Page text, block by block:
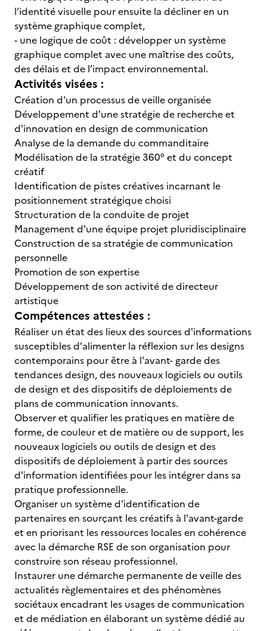
l’identité visuelle pour ensuite la décliner en un
système graphique complet,
- une logique de coût : développer un système
graphique complet avec une maîtrise des coûts,
des délais et de l’impact environnemental.
Activités visées :
Création d'un processus de veille organisée
Développement d'une stratégie de recherche et
d'innovation en design de communication
Analyse de la demande du commanditaire
Modélisation de la stratégie 360° et du concept
créatif
Identification de pistes créatives incarnant le
positionnement stratégique choisi
Structuration de la conduite de projet
Management d'une équipe projet pluridisciplinaire
Construction de sa stratégie de communication
personnelle
Promotion de son expertise
Développement de son activité de directeur
artistique
Compétences attestées :
Réaliser un état des lieux des sources d'informations
susceptibles d'alimenter la réflexion sur les designs
contemporains pour être à l'avant- garde des
tendances design, des nouveaux logiciels ou outils
de design et des dispositifs de déploiements de
plans de communication innovants.
Observer et qualifier les pratiques en matière de
forme, de couleur et de matière ou de support, les
nouveaux logiciels ou outils de design et des
dispositifs de déploiement à partir des sources
d'information identifiées pour les intégrer dans sa
pratique professionnelle.
Organiser un système d'identification de
partenaires en sourçant les créatifs à l'avant-garde
et en priorisant les ressources locales en cohérence
avec la démarche RSE de son organisation pour
construire son réseau professionnel.
Instaurer une démarche permanente de veille des
actualités règlementaires et des phénomènes
sociétaux encadrant les usages de communication
et de médiation en élaborant un système dédié au